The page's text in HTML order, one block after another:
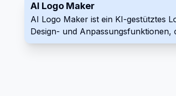
AI Logo Maker
AI Logo Maker ist ein KI-gestütztes
Design- und
wird.